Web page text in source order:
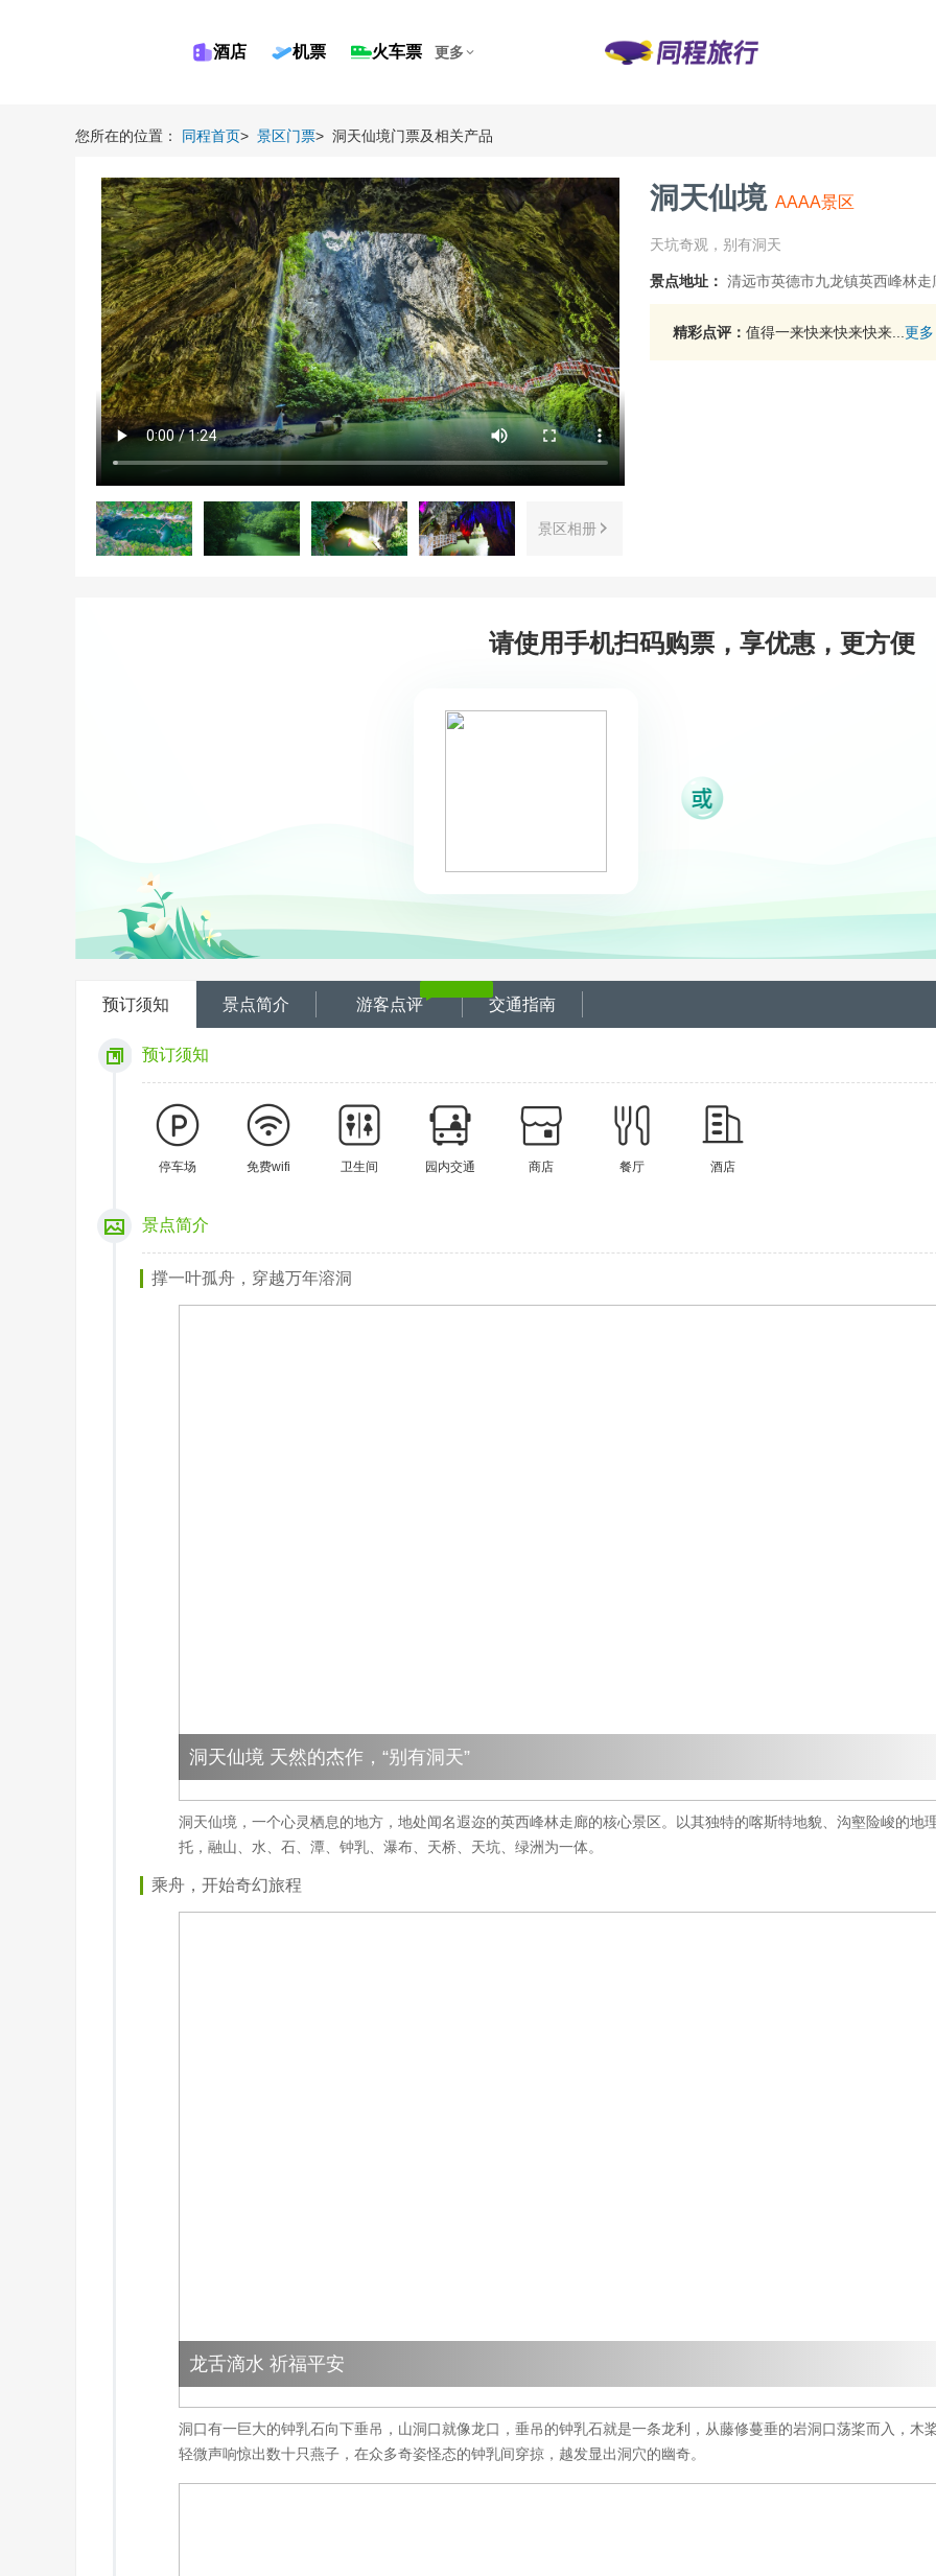
酒店 机票 火车票 更多
您所在的位置： 同程首页> 景区门票> 洞天仙境门票及相关产品
景区相册
洞天仙境 AAAA景区
天坑奇观，别有洞天
景点地址： 清远市英德市九龙镇英西峰林走
精彩点评： 值得一来快来快来快来... 更多
请使用手机扫码购票，享优惠，更方便
预订须知 景点简介 游客点评 交通指南
预订须知
停车场 免费wifi 卫生间 园内交通 商店 餐厅 酒店
景点简介
撑一叶孤舟，穿越万年溶洞
洞天仙境 天然的杰作，“别有洞天”
洞天仙境，一个心灵栖息的地方，地处闻名遐迩的英西峰林走廊的核心景区。以其独特的喀斯特地貌、沟壑险峻的地
托，融山、水、石、潭、钟乳、瀑布、天桥、天坑、绿洲为一体。
乘舟，开始奇幻旅程
龙舌滴水 祈福平安
洞口有一巨大的钟乳石向下垂吊，山洞口就像龙口，垂吊的钟乳石就是一条龙利，从藤修蔓垂的岩洞口荡桨而入，木
轻微声响惊出数十只燕子，在众多奇姿怪态的钟乳间穿掠，越发显出洞穴的幽奇。